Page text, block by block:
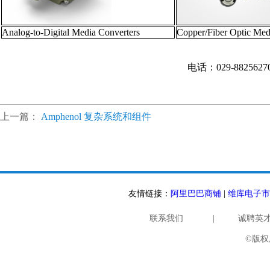
Analog-to-Digital Media Converters Copper/Fiber Optic
电话：029-
上一篇： Amphenol 复杂系统和组件
友情链接： 阿里巴巴商铺 维库电子
联系我们 诚聘英
©版权